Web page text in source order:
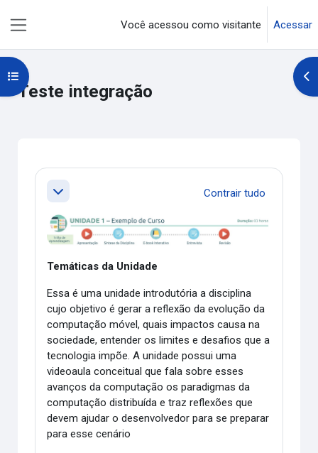
Você acessou como visitante Acessar
Teste integração
Abrir índice do curso
Contorno da seção
Contrair Contrair tudo
Temáticas da Unidade
Essa é uma unidade introdutória a disciplina
cujo objetivo é gerar a reflexão da evolução da
computação móvel, quais impactos causa na
sociedade, entender os limites e desafios que a
tecnologia impõe. A unidade possui uma
videoaula conceitual que fala sobre esses
avanços da computação os paradigmas da
computação distribuída e traz reflexões que
devem ajudar o desenvolvedor para se preparar
para esse cenário